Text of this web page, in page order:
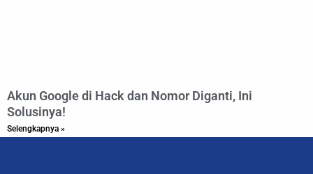
Akun Google di Hack dan Nomor Diganti, Ini
Solusinya!
Selengkapnya »